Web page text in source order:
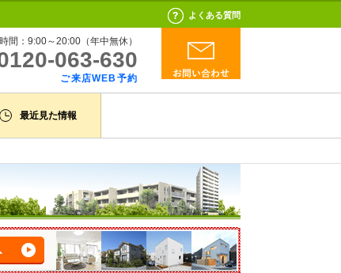
よくある質問
間：9:00～20:00（年中無休）
063-630
ご来店WEB予約
最近見た情報